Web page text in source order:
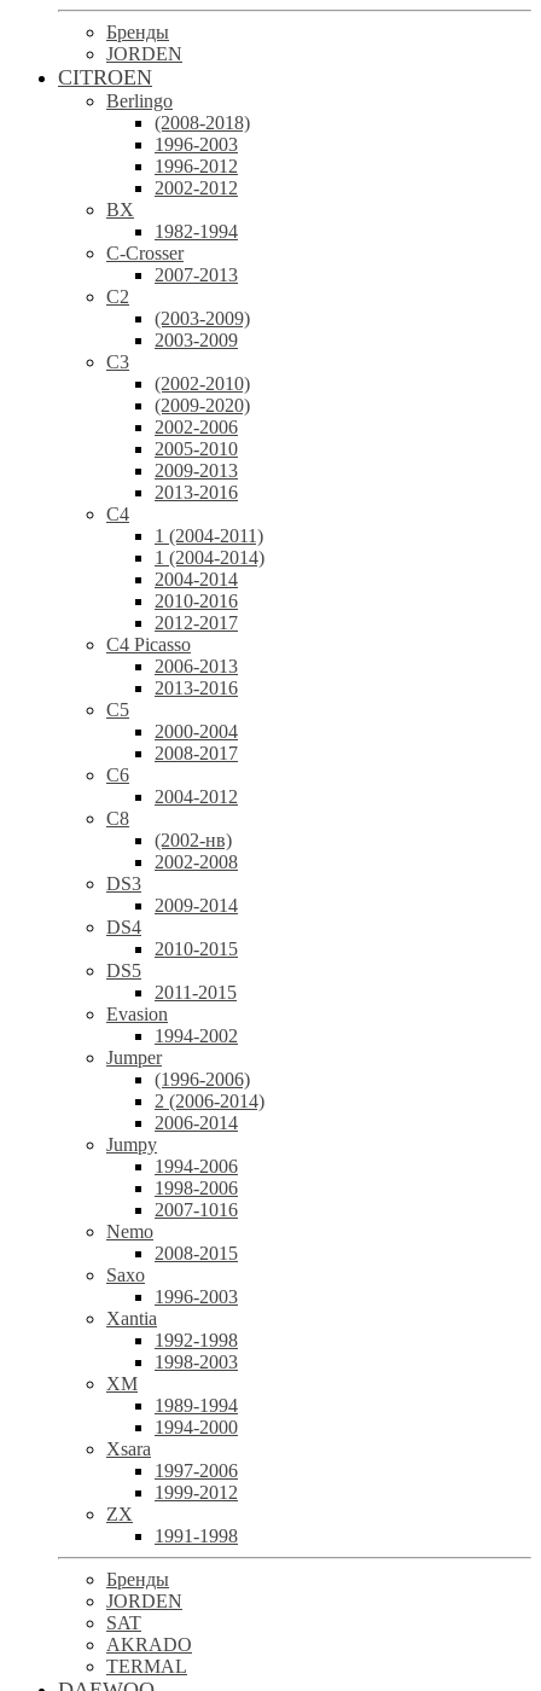
Бренды
JORDEN
CITROEN
Berlingo
(2008-2018)
1996-2003
1996-2012
2002-2012
BX
1982-1994
C-Crosser
2007-2013
C2
(2003-2009)
2003-2009
C3
(2002-2010)
(2009-2020)
2002-2006
2005-2010
2009-2013
2013-2016
C4
1 (2004-2011)
1 (2004-2014)
2004-2014
2010-2016
2012-2017
C4 Picasso
2006-2013
2013-2016
C5
2000-2004
2008-2017
C6
2004-2012
C8
(2002-нв)
2002-2008
DS3
2009-2014
DS4
2010-2015
DS5
2011-2015
Evasion
1994-2002
Jumper
(1996-2006)
2 (2006-2014)
2006-2014
Jumpy
1994-2006
1998-2006
2007-1016
Nemo
2008-2015
Saxo
1996-2003
Xantia
1992-1998
1998-2003
XM
1989-1994
1994-2000
Xsara
1997-2006
1999-2012
ZX
1991-1998
Бренды
JORDEN
SAT
AKRADO
TERMAL